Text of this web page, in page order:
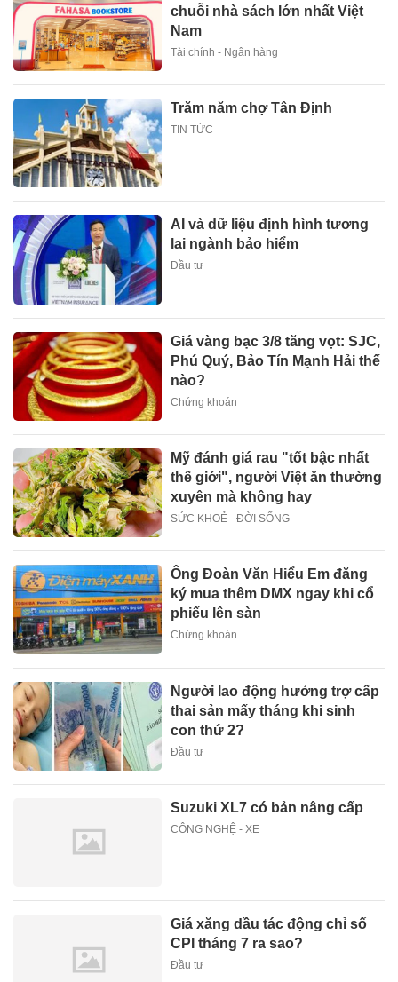
chuỗi nhà sách lớn nhất Việt
Nam
Tài chính - Ngân hàng
Trăm năm chợ Tân Định
TIN TỨC
AI và dữ liệu định hình tương
lai ngành bảo hiểm
Đầu tư
Giá vàng bạc 3/8 tăng vọt: SJC,
Phú Quý, Bảo Tín Mạnh Hải thế
nào?
Chứng khoán
Mỹ đánh giá rau "tốt bậc nhất
thế giới", người Việt ăn thường
xuyên mà không hay
SỨC KHOẺ - ĐỜI SỐNG
Ông Đoàn Văn Hiểu Em đăng
ký mua thêm DMX ngay khi cổ
phiếu lên sàn
Chứng khoán
Người lao động hưởng trợ cấp
thai sản mấy tháng khi sinh
con thứ 2?
Đầu tư
Suzuki XL7 có bản nâng cấp
CÔNG NGHỆ - XE
Giá xăng dầu tác động chỉ số
CPI tháng 7 ra sao?
Đầu tư